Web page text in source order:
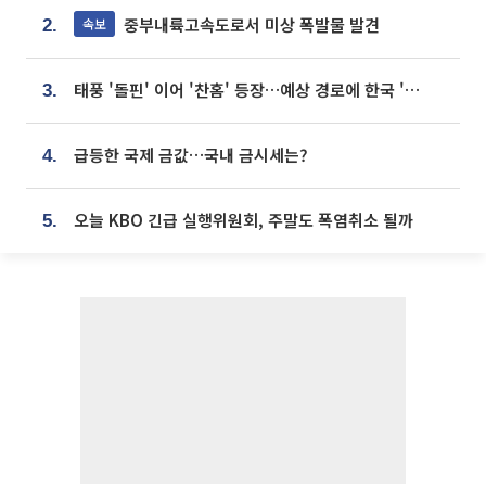
2. 속보 중부내륙고속도로서 미상 폭발물 발견
3. 태풍 '돌핀' 이어 '찬홈' 등장…예상 경로에 한국 '한숨'
4. 급등한 국제 금값…국내 금시세는?
5. 오늘 KBO 긴급 실행위원회, 주말도 폭염취소 될까